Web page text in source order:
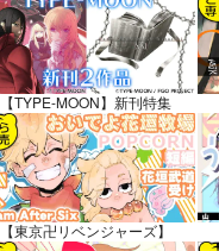
(月2)」一般会員様の利用再
乙女同人誌館」通販店頭受
イント⇒とらコイン変換キ
ついて（2025.09.19 更新｜
定のお知らせ（2024.11.20
【TYPE-MOON】新刊特集
【東京卍リベンジャーズ】